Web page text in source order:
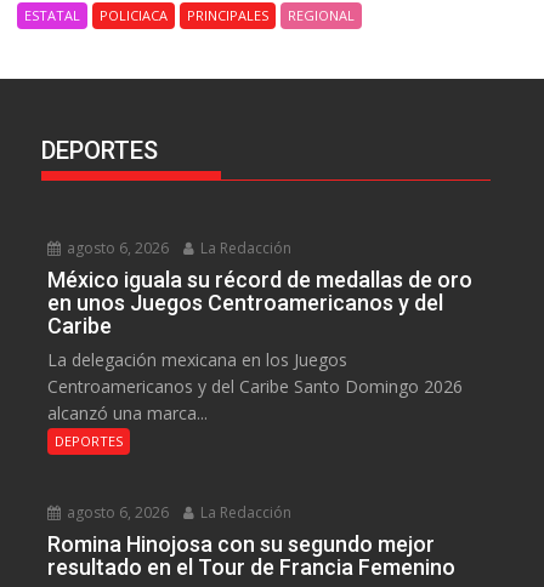
ESTATAL POLICIACA PRINCIPALES REGIONAL
DEPORTES
agosto 6, 2026 La Redacción
México iguala su récord de medallas de oro
en unos Juegos Centroamericanos y del
Caribe
La delegación mexicana en los Juegos
Centroamericanos y del Caribe Santo Domingo 2026
alcanzó una marca...
DEPORTES
agosto 6, 2026 La Redacción
Romina Hinojosa con su segundo mejor
resultado en el Tour de Francia Femenino